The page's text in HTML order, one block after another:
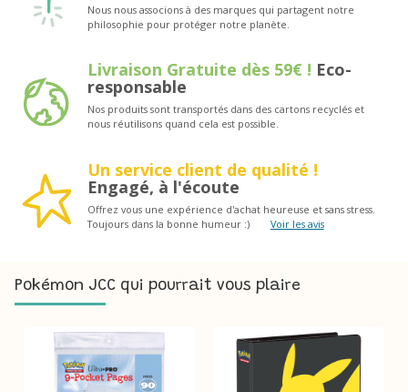
Nous nous associons à des marques qui partagent notre
philosophie pour protéger notre planète.
Livraison Gratuite dès 59€ ! Eco-
responsable
Nos produits sont transportés dans des cartons recyclés et
nous réutilisons quand cela est possible.
Un service client de qualité !
Engagé, à l'écoute
Offrez vous une expérience d'achat heureuse et sans stress.
Toujours dans la bonne humeur :)
Voir les avis
Pokémon JCC qui pourrait vous plaire